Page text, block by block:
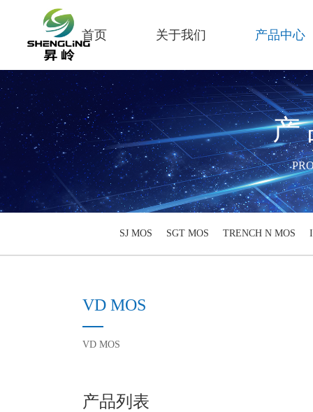
首页 关于我们 产品中心
SJ MOS SGT MOS TRENCH N MOS
VD MOS
VD MOS
产品列表